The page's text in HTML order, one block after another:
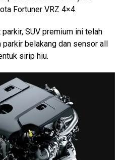
Fortuner VRZ 4×4.
SUV premium ini telah
belakang dan sensor all
sirip hiu.